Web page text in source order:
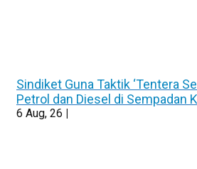
Sindiket Guna Taktik ‘Tentera
Petrol dan Diesel di Sempadan
6 Aug, 26